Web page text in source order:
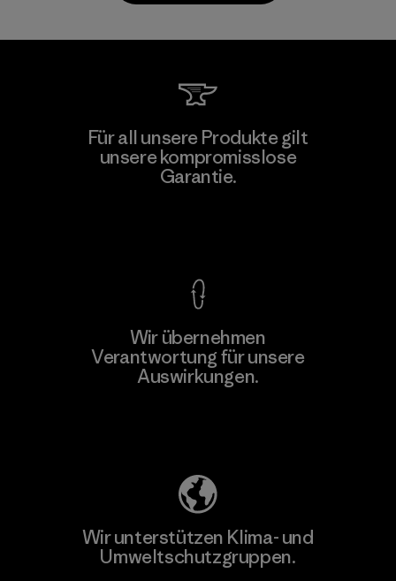
Mehr dazu
Vertical Knits S.A. de C.V.
Für all unsere Produkte gilt
unsere kompromisslose
Garantie.
Wir übernehmen
Verantwortung für unsere
Auswirkungen.
Wir unterstützen Klima- und
Umweltschutzgruppen.